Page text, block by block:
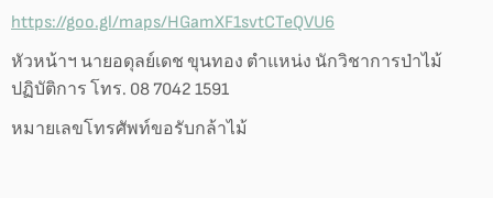
https://goo.gl/maps/HGamXF1svtCTeQVU6
หัวหน้าฯ นายอดุลย์เดช ขุนทอง ตำแหน่ง นักวิชาการป่าไม้
ปฏิบัติการ โทร. 08 7042 1591
หมายเลขโทรศัพท์ขอรับกล้าไม้